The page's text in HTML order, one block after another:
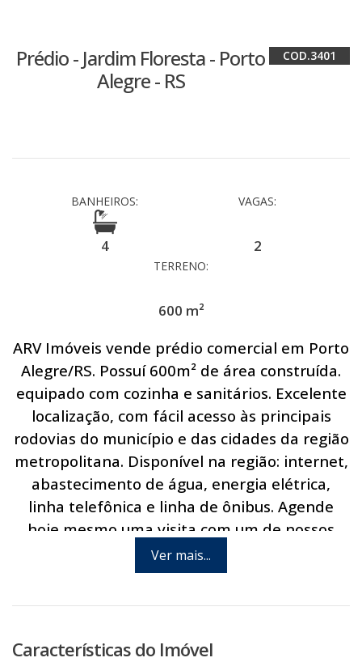
Prédio - Jardim Floresta - Porto
Alegre - RS
3401
BANHEIROS:
4
VAGAS:
2
TERRENO:
600 m²
ARV Imóveis vende prédio comercial em Porto
Alegre/RS. Possuí 600m² de área construída.
equipado com cozinha e sanitários. Excelente
localização, com fácil acesso às principais
rodovias do município e das cidades da região
metropolitana. Disponível na região: internet,
abastecimento de água, energia elétrica,
linha telefônica e linha de ônibus. Agende
hoje mesmo uma visita com um de nossos
corretores.
Ver mais...
Características do Imóvel